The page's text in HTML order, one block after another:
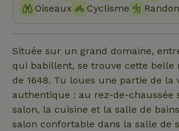
Oiseaux
Cyclisme
Située sur un grand domaine,
qui babillent, se trouve cette belle
de 1648. Tu loues une partie de la
authentique : au rez-de-chaussée
salon, la cuisine et la salle de
salon confortable dans la salle de